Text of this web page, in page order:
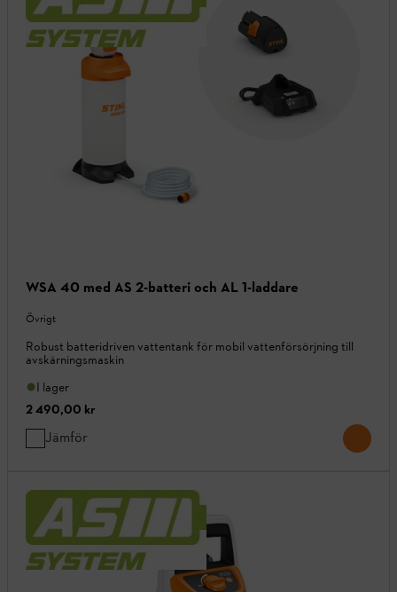
WSA 40 med AS 2-batteri och AL 1-laddare
Övrigt
Robust batteridriven vattentank för mobil vattenförsörjning till
avskärningsmaskin
I lager
2 490,00 kr
Jämför